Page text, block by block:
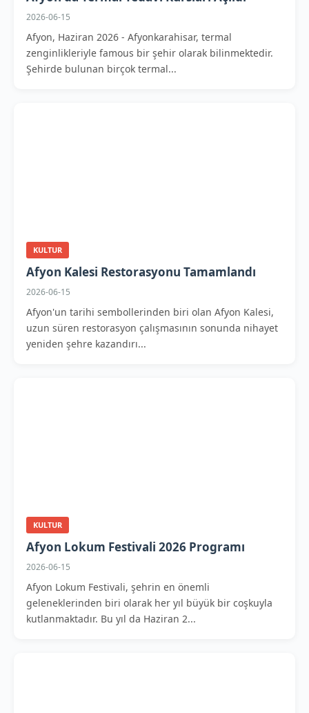
2026-06-15
Afyon, Haziran 2026 - Afyonkarahisar, termal
zenginlikleriyle famous bir şehir olarak bilinmektedir.
Şehirde bulunan birçok termal...
KULTUR
Afyon Kalesi Restorasyonu Tamamlandı
2026-06-15
Afyon'un tarihi sembollerinden biri olan Afyon Kalesi,
uzun süren restorasyon çalışmasının sonunda nihayet
yeniden şehre kazandırı...
KULTUR
Afyon Lokum Festivali 2026 Programı
2026-06-15
Afyon Lokum Festivali, şehrin en önemli
geleneklerinden biri olarak her yıl büyük bir coşkuyla
kutlanmaktadır. Bu yıl da Haziran 2...